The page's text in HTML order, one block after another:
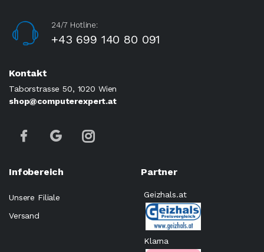
24/7 Hotline:
+43 699 140 80 091
Kontakt
Taborstrasse 50, 1020 Wien
shop@computerexpert.at
Infobereich
Unsere Filiale
Versand
Partner
Geizhals.at
Klarna